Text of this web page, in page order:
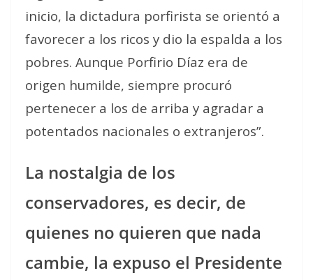
inicio, la dictadura porfirista se orientó a
favorecer a los ricos y dio la espalda a los
pobres. Aunque Porfirio Díaz era de
origen humilde, siempre procuró
pertenecer a los de arriba y agradar a
potentados nacionales o extranjeros”.
La nostalgia de los
conservadores, es decir, de
quienes no quieren que nada
cambie, la expuso el Presidente